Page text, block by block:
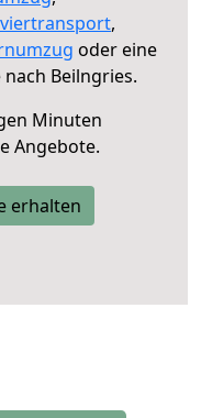
,
oder eine
Beilngries.
Minuten
Angebote.
erhalten